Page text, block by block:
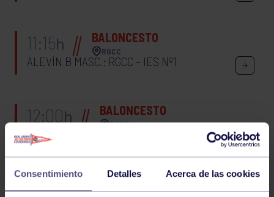
Consentimiento Detalles Acerca de las cookies
11:15h BALONCESTO
RGCC
ALEVÍN B MASC.: RGCC – IES Nº1
12:00h BALONCESTO
RGCC
ALEVÍN A FEM.: RGCC – NAVIA
11:00h